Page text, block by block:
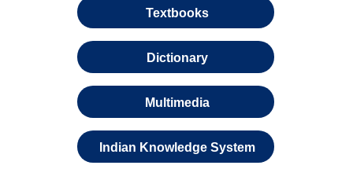
Textbooks
Dictionary
Multimedia
Indian Knowledge System